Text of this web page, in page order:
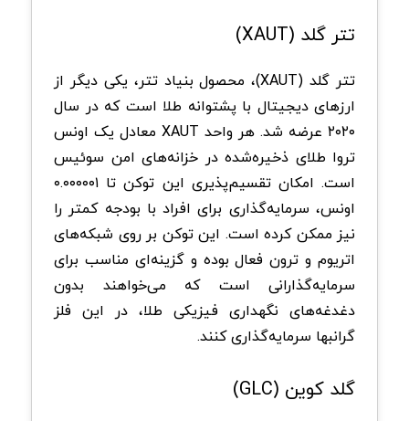
تتر گلد (XAUT)
تتر گلد (XAUT)، محصول بنیاد تتر، یکی دیگر از
ارزهای دیجیتال با پشتوانه طلا است که در سال
۲۰۲۰ عرضه شد. هر واحد XAUT معادل یک اونس
تروا طلای ذخیره‌شده در خزانه‌های امن سوئیس
است. امکان تقسیم‌پذیری این توکن تا ۰.۰۰۰۰۰۱
اونس، سرمایه‌گذاری برای افراد با بودجه کمتر را
نیز ممکن کرده است. این توکن بر روی شبکه‌های
اتریوم و ترون فعال بوده و گزینه‌ای مناسب برای
سرمایه‌گذارانی است که می‌خواهند بدون
دغدغه‌های نگهداری فیزیکی طلا، در این فلز
گرانبها سرمایه‌گذاری کنند.
گلد کوین (GLC)